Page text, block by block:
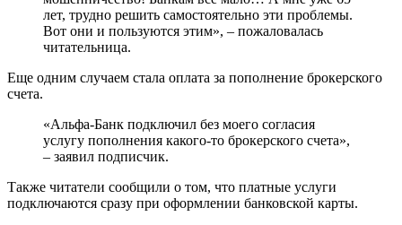
лет, трудно решить самостоятельно эти проблемы.
Вот они и пользуются этим», – пожаловалась
читательница.
Еще одним случаем стала оплата за пополнение брокерского
счета.
«Альфа-Банк подключил без моего согласия
услугу пополнения какого-то брокерского счета»,
– заявил подписчик.
Также читатели сообщили о том, что платные услуги
подключаются сразу при оформлении банковской карты.